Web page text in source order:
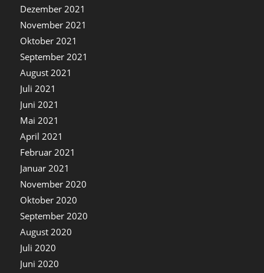
Dezember 2021
November 2021
Oktober 2021
September 2021
August 2021
Juli 2021
Juni 2021
Mai 2021
April 2021
Februar 2021
Januar 2021
November 2020
Oktober 2020
September 2020
August 2020
Juli 2020
Juni 2020